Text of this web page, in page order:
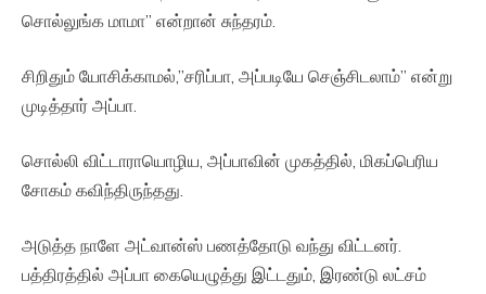
சொல்லுங்க மாமா” என்றான் சுந்தரம்.
சிறிதும் யோசிக்காமல்,”சரிப்பா, அப்படியே செஞ்சிடலாம்” என்று
முடித்தார் அப்பா.
சொல்லி விட்டாராயொழிய, அப்பாவின் முகத்தில், மிகப்பெரிய
சோகம் கவிந்திருந்தது.
அடுத்த நாளே அட்வான்ஸ் பணத்தோடு வந்து விட்டனர்.
பத்திரத்தில் அப்பா கையெழுத்து இட்டதும், இரண்டு லட்சம்